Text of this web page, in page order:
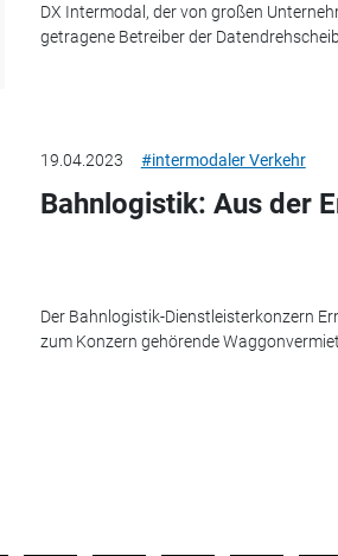
DX Intermodal, der von großen
getragene Betreiber der
19.04.2023 #intermodaler Verkehr
Bahnlogistik: Aus der
Der Bahnlogistik-Dienstleisterkonzern
zum Konzern gehörende